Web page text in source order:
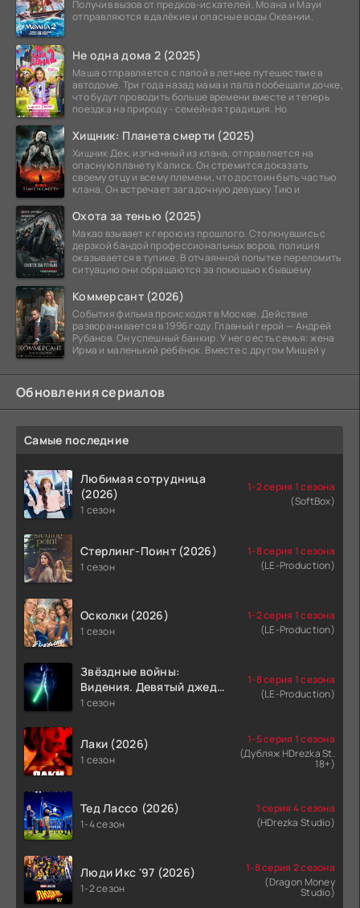
Получив вызов от предков-искателей, Моана и Мауи
отправляются в далёкие и опасные воды Океании.
Не одна дома 2 (2025)
Маша отправляется с папой в летнее путешествие в
автодоме. Три года назад мама и папа пообещали дочке,
что будут проводить больше времени вместе и теперь
поездка на природу - семейная традиция. Но
Хищник: Планета смерти (2025)
Хищник Дек, изгнанный из клана, отправляется на
опасную планету Калиск. Он стремится доказать
своему отцу и всему племени, что достоин быть частью
клана. Он встречает загадочную девушку Тию и
Охота за тенью (2025)
Макао взывает к герою из прошлого. Столкнувшись с
дерзкой бандой профессиональных воров, полиция
оказывается в тупике. В отчаянной попытке переломить
ситуацию они обращаются за помощью к бывшему
Коммерсант (2026)
События фильма происходят в Москве. Действие
разворачивается в 1996 году. Главный герой — Андрей
Рубанов. Он успешный банкир. У него есть семья: жена
Ирма и маленький ребёнок. Вместе с другом Мишей у
Обновления сериалов
Самые последние
Любимая сотрудница
(2026)
1 сезон
1-2 серия 1 сезона
(SoftBox)
Стерлинг-Поинт (2026)
1 сезон
1-8 серия 1 сезона
(LE-Production)
Осколки (2026)
1 сезон
1-2 серия 1 сезона
(LE-Production)
Звёздные войны:
Видения. Девятый джедай
(2026)
1 сезон
1-8 серия 1 сезона
(LE-Production)
Лаки (2026)
1 сезон
1-5 серия 1 сезона
(Дубляж HDrezka St.
18+)
Тед Лассо (2026)
1-4 сезон
1 серия 4 сезона
(HDrezka Studio)
Люди Икс '97 (2026)
1-2 сезон
1-8 серия 2 сезона
(Dragon Money
Studio)